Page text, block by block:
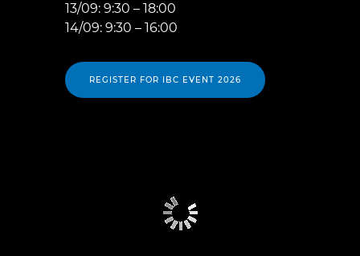
13/09: 9:30 – 18:00
14/09: 9:30 – 16:00
REGISTER FOR IBC EVENT 2026